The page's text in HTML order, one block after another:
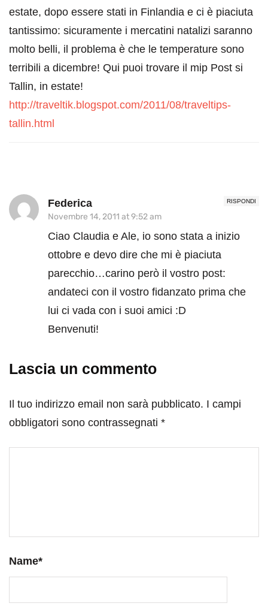
estate, dopo essere stati in Finlandia e ci è piaciuta
tantissimo: sicuramente i mercatini natalizi saranno
molto belli, il problema è che le temperature sono
terribili a dicembre! Qui puoi trovare il mip Post si
Tallin, in estate!
http://traveltik.blogspot.com/2011/08/traveltips-
tallin.html
RISPONDI
Federica
Novembre 14, 2011 at 9:52 am
Ciao Claudia e Ale, io sono stata a inizio
ottobre e devo dire che mi è piaciuta
parecchio…carino però il vostro post:
andateci con il vostro fidanzato prima che
lui ci vada con i suoi amici :D
Benvenuti!
Lascia un commento
Il tuo indirizzo email non sarà pubblicato. I campi
obbligatori sono contrassegnati *
Name*